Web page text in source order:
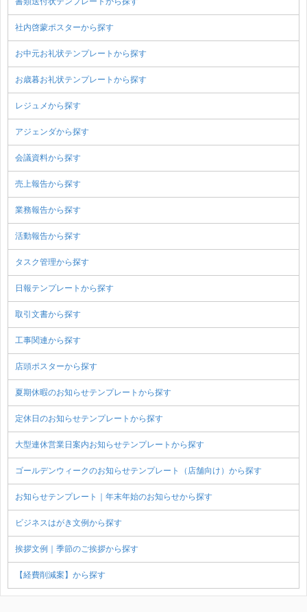
社内啓蒙ポスターから探す
お中元お礼状テンプレートから探す
お歳暮お礼状テンプレートから探す
レジュメから探す
アジェンダから探す
会議資料から探す
売上報告から探す
業務報告から探す
活動報告から探す
タスク管理から探す
日報テンプレートから探す
取引文書から探す
工事関連から探す
店頭ポスターから探す
夏期休暇のお知らせテンプレートから探す
定休日のお知らせテンプレートから探す
大型連休営業日案内お知らせテンプレートから探す
ゴールデンウィークのお知らせテンプレート（店舗向け）から探す
お知らせテンプレート｜年末年始のお知らせから探す
ビジネスはがき文例から探す
挨拶文例｜季節のご挨拶から探す
【経費削減案】から探す